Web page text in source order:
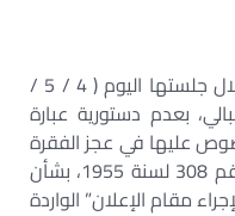
قضت المحكمة الدستورية العليا خلال جلستها اليوم ( 4 / 5 /
بعدم دستورية عبارة
عليها في عجز الفقرة
الأولى من المادة (4) من القانون رقم 308 لسنة 1955، بشأن
مقام الإعلان” الواردة